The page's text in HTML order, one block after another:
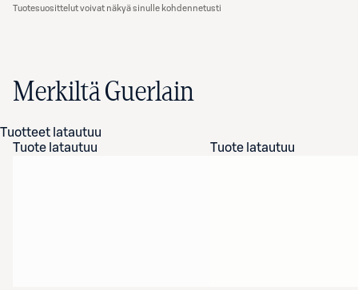
Tuotesuosittelut voivat näkyä sinulle kohdennetusti
Merkiltä Guerlain
Tuotteet latautuu
Tuote latautuu
Tuote latautuu